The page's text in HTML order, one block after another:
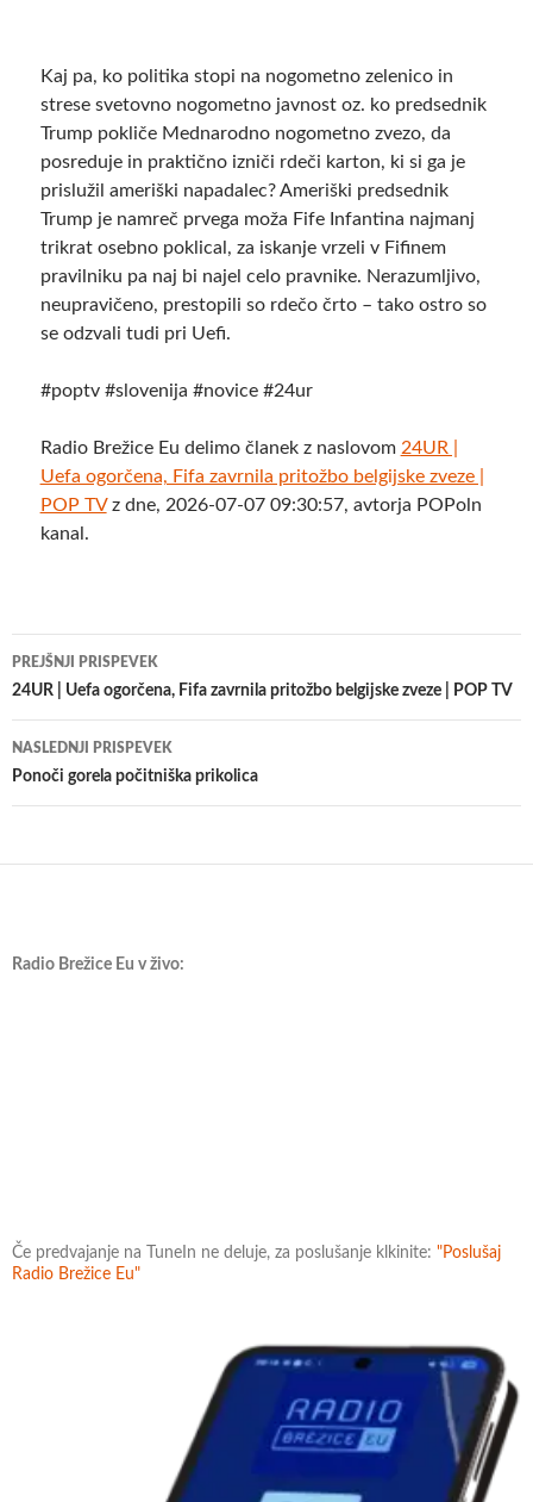
Kaj pa, ko politika stopi na nogometno zelenico in
strese svetovno nogometno javnost oz. ko predsednik
Trump pokliče Mednarodno nogometno zvezo, da
posreduje in praktično izniči rdeči karton, ki si ga je
prislužil ameriški napadalec? Ameriški predsednik
Trump je namreč prvega moža Fife Infantina najmanj
trikrat osebno poklical, za iskanje vrzeli v Fifinem
pravilniku pa naj bi najel celo pravnike. Nerazumljivo,
neupravičeno, prestopili so rdečo črto – tako ostro so
se odzvali tudi pri Uefi.
#poptv #slovenija #novice #24ur
Radio Brežice Eu delimo članek z naslovom 24UR |
Uefa ogorčena, Fifa zavrnila pritožbo belgijske zveze |
POP TVz dne, 2026-07-07 09:30:57, avtorja POPoln
kanal.
Krmarjenje
po
prispevkih
PREJŠNJI PRISPEVEK
24UR | Uefa ogorčena, Fifa zavrnila pritožbo belgijske zveze | POP TV
NASLEDNJI PRISPEVEK
Ponoči gorela počitniška prikolica
Radio Brežice Eu v živo:
Če predvajanje na TuneIn ne deluje, za poslušanje klkinite: "Poslušaj
Radio Brežice Eu"